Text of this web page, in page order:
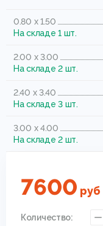
0.80 x 1.50
На складе 1 шт.
2.00 x 3.00
На складе 2 шт.
2.40 x 3.40
На складе 3 шт.
3.00 x 4.00
На складе 2 шт.
7600 руб
Количество: